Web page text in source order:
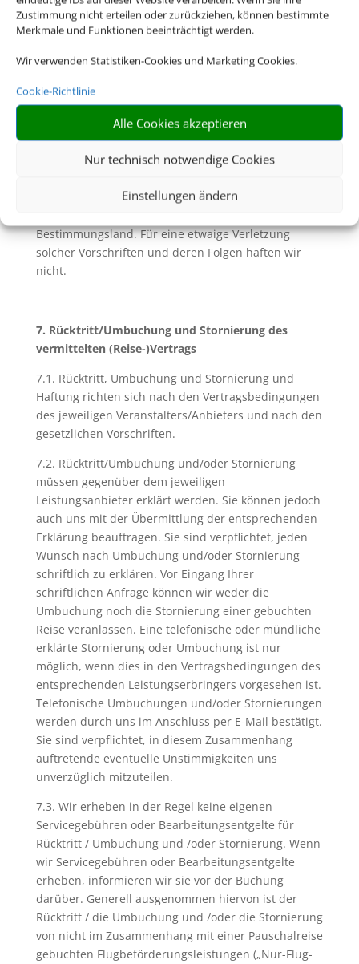
Zustimmung nicht erteilen oder zurückziehen, können bestimmte
Merkmale und Funktionen beeinträchtigt werden.
Wir verwenden Statistiken-Cookies und Marketing Cookies.
Cookie-Richtlinie
Alle Cookies akzeptieren
Nur technisch notwendige Cookies
Einstellungen ändern
Bestimmungslandes, sowie die ungefähren Fristen
der Erlangung von Visa sowie
gesundheitspolizeiliche Formalitäten unterrichtet.
6.2. Soweit mit Ihnen nicht ausdrücklich vereinbart,
sind Sie für die Einhaltung dieser Pass- und
Visumserfordernisse sowie der
gesundheitspolizeilichen Formalitäten und aller
weiteren für die Durchführung der Reise geltenden
verantwortlich. Dazu gehört insbesondere die
Bestimmungsland. Für eine etwaige Verletzung
solcher Vorschriften und deren Folgen haften wir
nicht.
7. Rücktritt/Umbuchung und Stornierung des
vermittelten (Reise-)Vertrags
7.1. Rücktritt, Umbuchung und Stornierung und
Haftung richten sich nach den Vertragsbedingungen
des jeweiligen Veranstalters/Anbieters und nach den
gesetzlichen Vorschriften.
7.2. Rücktritt/Umbuchung und/oder Stornierung
müssen gegenüber dem jeweiligen
Leistungsanbieter erklärt werden. Sie können jedoch
auch uns mit der Übermittlung der entsprechenden
Erklärung beauftragen. Sie sind verpflichtet, jeden
Wunsch nach Umbuchung und/oder Stornierung
schriftlich zu erklären. Vor Eingang Ihrer
schriftlichen Anfrage können wir weder die
Umbuchung noch die Stornierung einer gebuchten
Reise veranlassen. Eine telefonische oder mündliche
erklärte Stornierung oder Umbuchung ist nur
möglich, wenn dies in den Vertragsbedingungen des
entsprechenden Leistungserbringers vorgesehen ist.
Telefonische Umbuchungen und/oder Stornierungen
werden durch uns im Anschluss per E-Mail bestätigt.
Sie sind verpflichtet, in diesem Zusammenhang
auftretende eventuelle Unstimmigkeiten uns
unverzüglich mitzuteilen.
7.3. Wir erheben in der Regel keine eigenen
Servicegebühren oder Bearbeitungsentgelte für
Rücktritt / Umbuchung und /oder Stornierung. Wenn
wir Servicegebühren oder Bearbeitungsentgelte
erheben, informieren wir sie vor der Buchung
darüber. Generell ausgenommen hiervon ist der
Rücktritt / die Umbuchung und /oder die Stornierung
von nicht im Zusammenhang mit einer Pauschalreise
gebuchten Flugbeförderungsleistungen („Nur-Flug-